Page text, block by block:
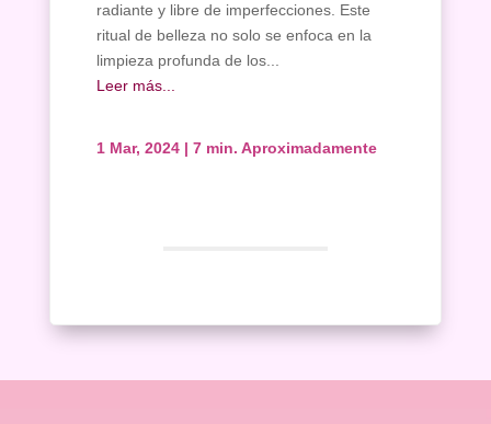
Inicio
Tratamiento
Facial
Depilación
radiante y libre de imperfecciones. Este
ritual de belleza no solo se enfoca en la
limpieza profunda de los...
Leer más...
1 Mar, 2024 |7 min. Aproximadamente